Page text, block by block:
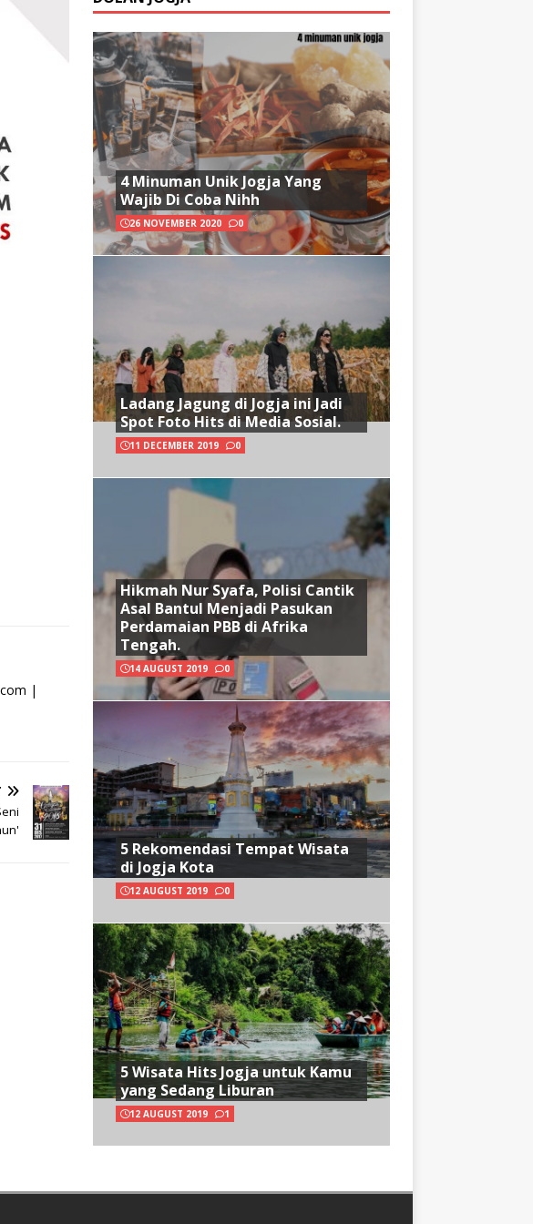
|
4 Minuman Unik Jogja Yang
Wajib Di Coba Nihh
26 NOVEMBER 2020 0
Ladang Jagung di Jogja ini Jadi
Spot Foto Hits di Media Sosial.
11 DECEMBER 2019 0
Hikmah Nur Syafa, Polisi Cantik
Asal Bantul Menjadi Pasukan
Perdamaian PBB di Afrika
Tengah.
14 AUGUST 2019 0
5 Rekomendasi Tempat Wisata
di Jogja Kota
12 AUGUST 2019 0
5 Wisata Hits Jogja untuk Kamu
yang Sedang Liburan
12 AUGUST 2019 1